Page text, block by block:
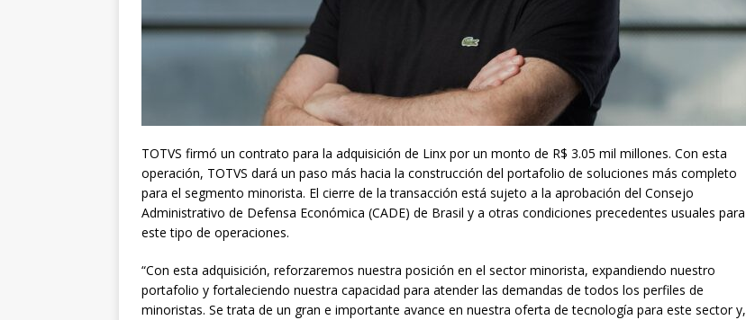
TOTVS firmó un contrato para la adquisición de Linx por un monto de R$ 3.05 mil millones. Con esta
operación, TOTVS dará un paso más hacia la construcción del portafolio de soluciones más completo
para el segmento minorista. El cierre de la transacción está sujeto a la aprobación del Consejo
Administrativo de Defensa Económica (CADE) de Brasil y a otras condiciones precedentes usuales para
este tipo de operaciones.
“Con esta adquisición, reforzaremos nuestra posición en el sector minorista, expandiendo nuestro
portafolio y fortaleciendo nuestra capacidad para atender las demandas de todos los perfiles de
minoristas. Se trata de un gran e importante avance en nuestra oferta de tecnología para este sector y,